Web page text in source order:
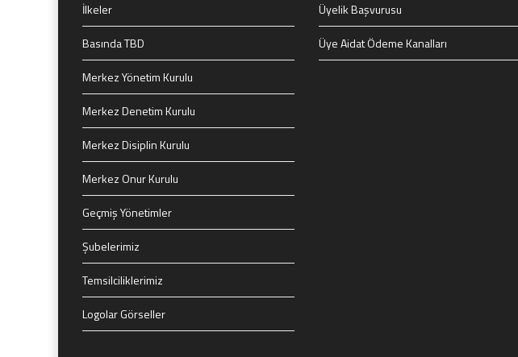
İlkeler
Basında TBD
Merkez Yönetim Kurulu
Merkez Denetim Kurulu
Merkez Disiplin Kurulu
Merkez Onur Kurulu
Geçmiş Yönetimler
Şubelerimiz
Temsilciliklerimiz
Logolar Görseller
Üyelik Başvurusu
Üye Aidat Ödeme Kanalları